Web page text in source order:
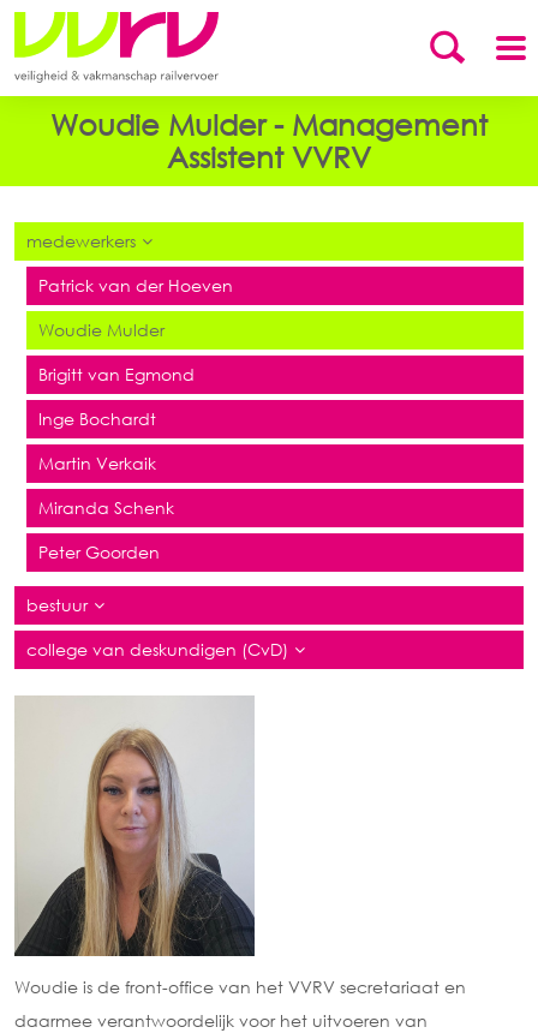
Woudie Mulder - Management
Assistent VVRV
medewerkers
Patrick van der Hoeven
Woudie Mulder
Brigitt van Egmond
Inge Bochardt
Martin Verkaik
Miranda Schenk
Peter Goorden
bestuur
college van deskundigen (CvD)
Woudie is de front-office van het VVRV secretariaat en
daarmee verantwoordelijk voor het uitvoeren van